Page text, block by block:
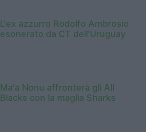
L'ex azzurro Rodolfo Ambrosio
esonerato da CT dell'Uruguay
Ma'a Nonu affronterà gli All
Blacks con la maglia Sharks